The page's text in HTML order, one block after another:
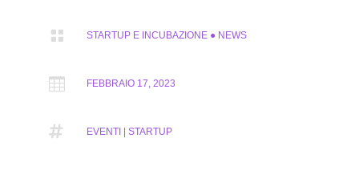
 STARTUP E INCUBAZIONE● NEWS
 FEBBRAIO 17, 2023
 EVENTI | STARTUP